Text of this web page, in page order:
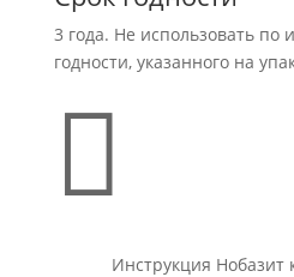
3 года. Не использовать по
годности, указанного на

Инструкция Нобазит